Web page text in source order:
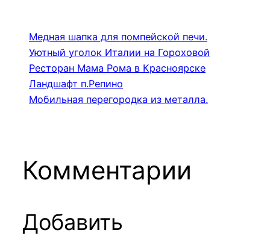
Медная шапка для помпейской печи.
Уютный уголок Италии на Гороховой
Ресторан Мама Рома в Красноярске
Ландшафт п.Репино
Мобильная перегородка из металла.
Комментарии
Добавить